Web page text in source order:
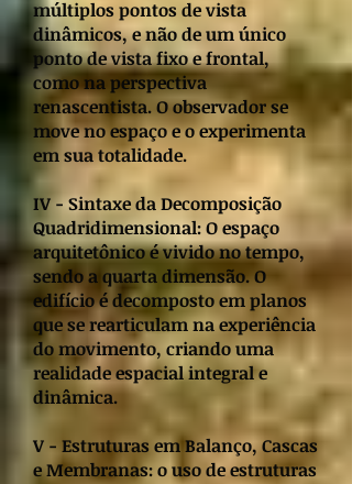
múltiplos pontos de vista
dinâmicos, e não de um único
ponto de vista fixo e frontal,
como na perspectiva
renascentista. O observador se
move no espaço e o experimenta
em sua totalidade.
IV - Sintaxe da Decomposição
Quadridimensional: O espaço
arquitetônico é vivido no tempo,
sendo a quarta dimensão. O
edifício é decomposto em planos
que se rearticulam na experiência
do movimento, criando uma
realidade espacial integral e
dinâmica.
V - Estruturas em Balanço, Cascas
e Membranas: o uso de estruturas